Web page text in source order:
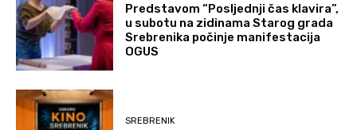
Predstavom “Posljednji čas klavira”,
u subotu na zidinama Starog grada
Srebrenika počinje manifestacija
OGUS
SREBRENIK